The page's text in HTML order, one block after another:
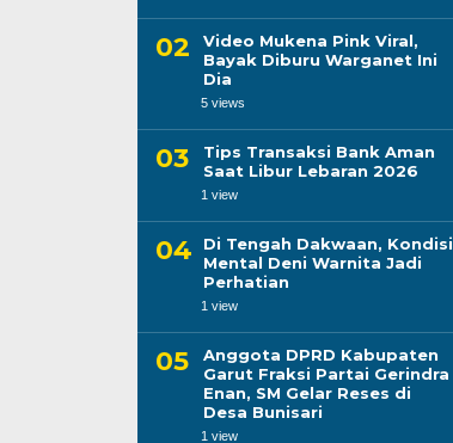
Video Mukena Pink Viral,
Bayak Diburu Warganet Ini
Dia
5 views
Tips Transaksi Bank Aman
Saat Libur Lebaran 2026
1 view
Di Tengah Dakwaan, Kondisi
Mental Deni Warnita Jadi
Perhatian
1 view
Anggota DPRD Kabupaten
Garut Fraksi Partai Gerindra
Enan, SM Gelar Reses di
Desa Bunisari
1 view